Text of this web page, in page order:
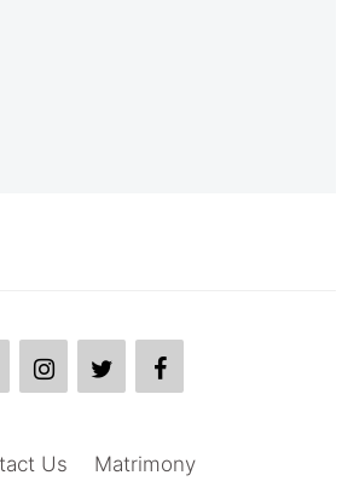
Matrimony
Us